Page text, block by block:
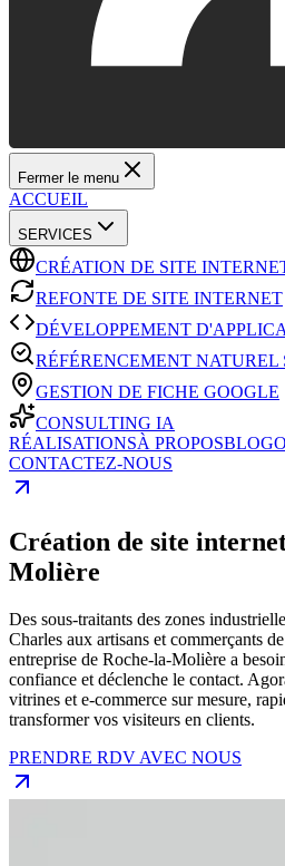
Fermer le menu
ACCUEIL
SERVICES
CRÉATION DE SITE
REFONTE DE SITE INTERNET
DÉVELOPPEMENT
RÉFÉRENCEMENT NATUREL
GESTION DE FICHE GOOGLE
CONSULTING IA
RÉALISATIONSÀ PROPOSBLOG
CONTACTEZ-NOUS
Création de site
Molière
Des sous-traitants des zones
Charles aux artisans et commerçants
entreprise de Roche-la-Molière a
confiance et déclenche le contact.
vitrines et e-commerce sur mesure,
transformer vos visiteurs en clients.
PRENDRE RDV AVEC NOUS